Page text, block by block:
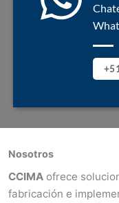
Nosotros
CCIMA ofrece
fabricación e